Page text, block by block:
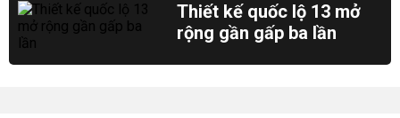
Thiết kế quốc lộ 13 mở
rộng gần gấp ba lần